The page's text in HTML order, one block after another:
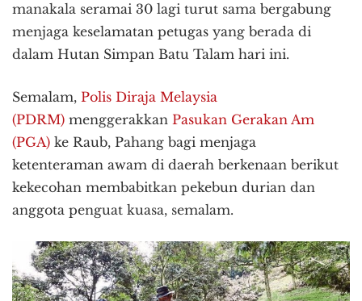
manakala seramai 30 lagi turut sama bergabung
menjaga keselamatan petugas yang berada di
dalam Hutan Simpan Batu Talam hari ini.
Semalam, Polis Diraja Melaysia
(PDRM) menggerakkan Pasukan Gerakan Am
(PGA) ke Raub, Pahang bagi menjaga
ketenteraman awam di daerah berkenaan berikut
kekecohan membabitkan pekebun durian dan
anggota penguat kuasa, semalam.